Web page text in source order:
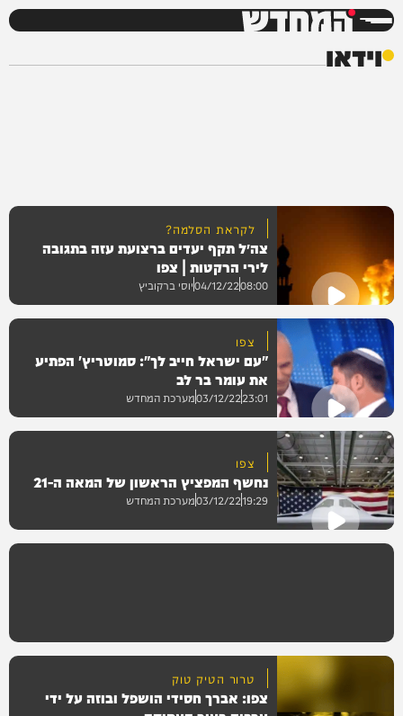
המחדש
וידאו
וידאו
לקראת הסלמה?
צה״ל תקף יעדים ברצועת עזה בתגובה
לירי הרקטות | צפו
08:00
04/12/22יוסי ברקוביץ
וידאו
צפו
"עם ישראל חייב לך": סמוטריץ' הפתיע
את עומר בר לב
23:01
03/12/22מערכת המחדש
צפו
נחשף המפציץ הראשון של המאה ה-21
19:29
03/12/22מערכת המחדש
טרור הטיק טוק
צפו: אברך חסידי הושפל ובוזה על ידי